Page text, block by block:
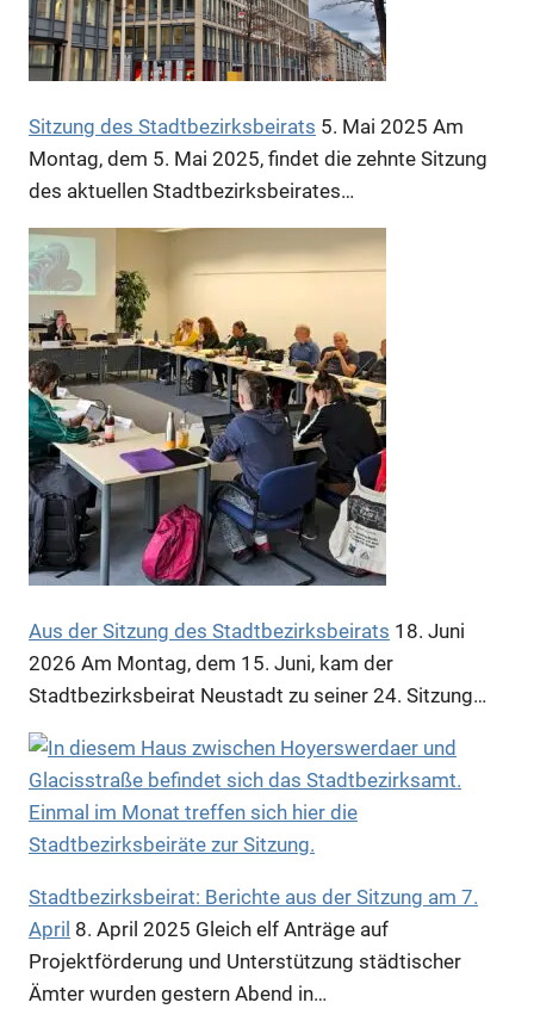
Anzeige
Anzeige
Anzeige
Sitzung des Stadtbezirksbeirats 5. Mai 2025 Am
Montag, dem 5. Mai 2025, findet die zehnte Sitzung
des aktuellen Stadtbezirksbeirates…
Aus der Sitzung des Stadtbezirksbeirats 18. Juni
2026 Am Montag, dem 15. Juni, kam der
Stadtbezirksbeirat Neustadt zu seiner 24. Sitzung…
Stadtbezirksbeirat: Berichte aus der Sitzung am 7.
April 8. April 2025 Gleich elf Anträge auf
Projektförderung und Unterstützung städtischer
Ämter wurden gestern Abend in…